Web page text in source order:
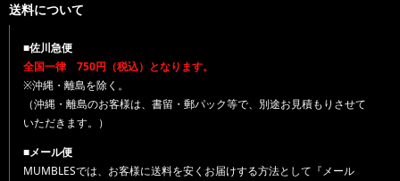
送料について
■佐川急便
全国一律 750円（税込）となります。
※沖縄・離島を除く。
（沖縄・離島のお客様は、書留・郵パック等で、別途お見積もりさせて
いただきます。）
■メール便
MUMBLESでは、お客様に送料を安くお届けする方法として『メール